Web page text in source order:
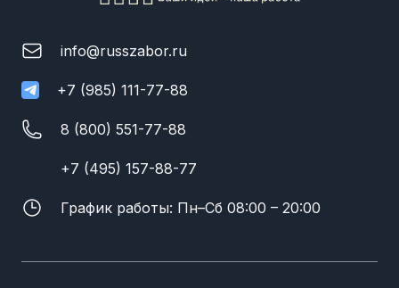
info@russzabor.ru
+7 (985) 111-77-88
8 (800) 551-77-88
+7 (495) 157-88-77
График работы: Пн–Сб 08:00 – 20:00